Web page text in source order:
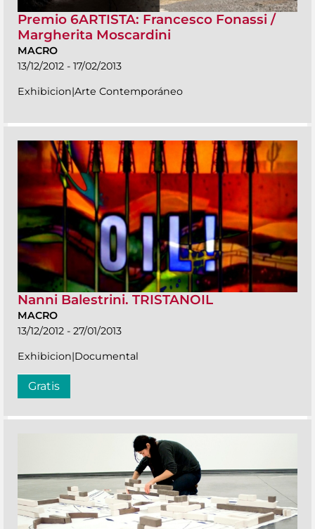
Premio 6ARTISTA: Francesco Fonassi /
Margherita Moscardini
MACRO
13/12/2012 - 17/02/2013
Exhibicion|Arte Contemporáneo
Nanni Balestrini. TRISTANOIL
MACRO
13/12/2012 - 27/01/2013
Exhibicion|Documental
Gratis